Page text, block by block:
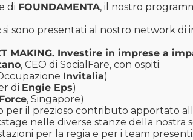
di FOUNDAMENTA, il nostro
si sono presentati al nostro network di
MAKING. Investire in imprese a
, CEO di SocialFare, con ospiti:
Invitalia)
di Engie Eps)
, Singapore)
il prezioso contributo apportato
nelle diverse stanze della nostra
per la regia e per i team presenti.